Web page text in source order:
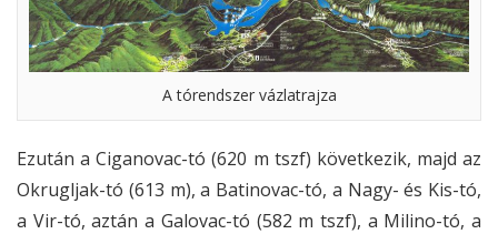
A tórendszer vázlatrajza
Ezután a Ciganovac-tó (620 m tszf) következik, majd az
Okrugljak-tó (613 m), a Batinovac-tó, a Nagy- és Kis-tó,
a Vir-tó, aztán a Galovac-tó (582 m tszf), a Milino-tó, a